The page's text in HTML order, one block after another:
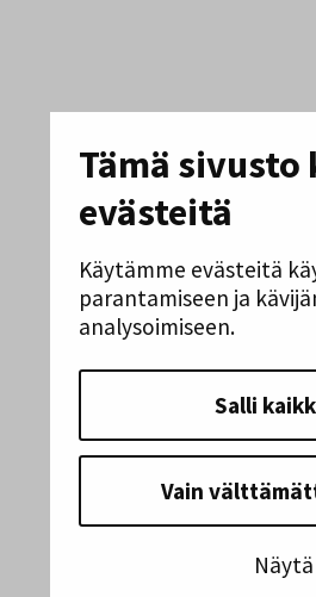
Tämä sivusto
evästeitä
Käytämme evästeitä
parantamiseen ja
analysoimiseen.
Salli
Vain